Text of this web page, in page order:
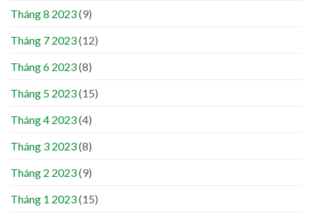
Tháng 8 2023(9)
Tháng 7 2023(12)
Tháng 6 2023(8)
Tháng 5 2023(15)
Tháng 4 2023(4)
Tháng 3 2023(8)
Tháng 2 2023(9)
Tháng 1 2023(15)